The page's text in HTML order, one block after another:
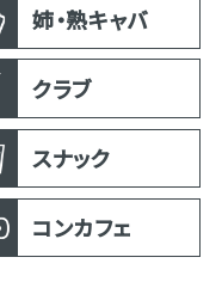
姉・熟キャバ
クラブ
スナック
コンカフェ